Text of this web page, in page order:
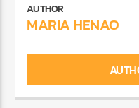
AUTHOR
MARIA HENAO